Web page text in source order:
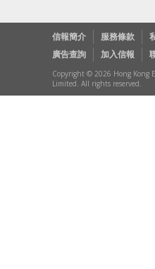
信報簡介 服務條款
廣告查詢
加入信報
Copyright © 2026 Hong Kong
Limited. All rights reserved.